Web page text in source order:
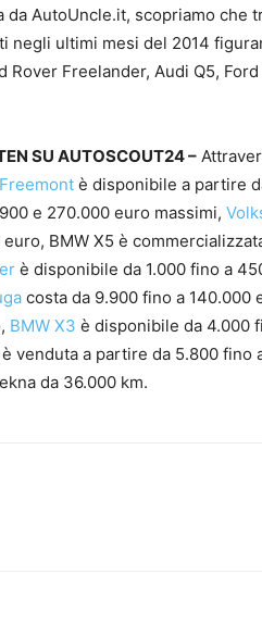
AutoUncle.it, scopriamo che
negli ultimi mesi del 2014
Rover Freelander, Audi Q5,
SU AUTOSCOUT24 –
è disponibile a partire
e 270.000 euro massimi,
BMW X5 è
è disponibile da 1.000 fino a
costa da 9.900 fino a 140.000
BMW X3 è disponibile da 4.000
venduta a partire da 5.800 fino
da 36.000 km.